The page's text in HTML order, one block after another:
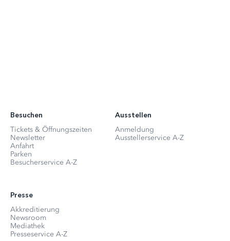
Besuchen
Tickets & Öffnungszeiten
Newsletter
Anfahrt
Parken
Besucherservice A-Z
Ausstellen
Anmeldung
Ausstellerservice A-Z
Presse
Akkreditierung
Newsroom
Mediathek
Presseservice A-Z